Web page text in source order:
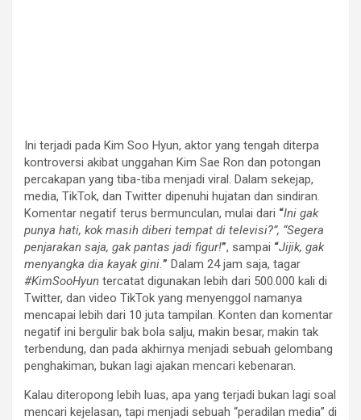
Ini terjadi pada Kim Soo Hyun, aktor yang tengah diterpa
kontroversi akibat unggahan Kim Sae Ron dan potongan
percakapan yang tiba-tiba menjadi viral. Dalam sekejap,
media, TikTok, dan Twitter dipenuhi hujatan dan sindiran.
Komentar negatif terus bermunculan, mulai dari “Ini gak
punya hati, kok masih diberi tempat di televisi?”, “Segera
penjarakan saja, gak pantas jadi figur!”, sampai “Jijik, gak
menyangka dia kayak gini.” Dalam 24 jam saja, tagar
#KimSooHyun tercatat digunakan lebih dari 500.000 kali di
Twitter, dan video TikTok yang menyenggol namanya
mencapai lebih dari 10 juta tampilan. Konten dan komentar
negatif ini bergulir bak bola salju, makin besar, makin tak
terbendung, dan pada akhirnya menjadi sebuah gelombang
penghakiman, bukan lagi ajakan mencari kebenaran.
Kalau diteropong lebih luas, apa yang terjadi bukan lagi soal
mencari kejelasan, tapi menjadi sebuah “peradilan media” di